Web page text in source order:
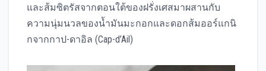
และส้มซิตรัสจากตอนใต้ของฝรั่งเศสมาผสานกับ
ความนุ่มนวลของน้ำมันมะกอกและดอกส้มออร์แกนิ
กจากกาป-ดาอิล (Cap-d’Ail)